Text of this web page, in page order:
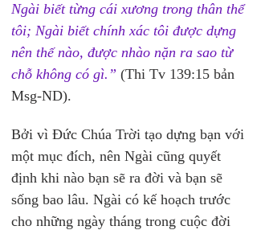
Ngài biết từng cái xương trong thân thể
tôi; Ngài biết chính xác tôi được dựng
nên thế nào, được nhào nặn ra sao từ
chỗ không có gì.” (Thi Tv 139:15 bản
Msg-ND).
Bởi vì Đức Chúa Trời tạo dựng bạn với
một mục đích, nên Ngài cũng quyết
định khi nào bạn sẽ ra đời và bạn sẽ
sống bao lâu. Ngài có kế hoạch trước
cho những ngày tháng trong cuộc đời